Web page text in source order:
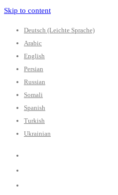
Skip to content
Deutsch (Leichte Sprache)
Arabic
English
Persian
Russian
Somali
Spanish
Turkish
Ukrainian